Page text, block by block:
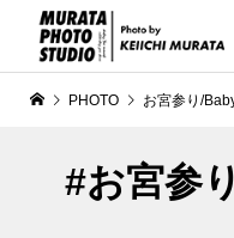
PHOTO お宮参り/
#お宮参